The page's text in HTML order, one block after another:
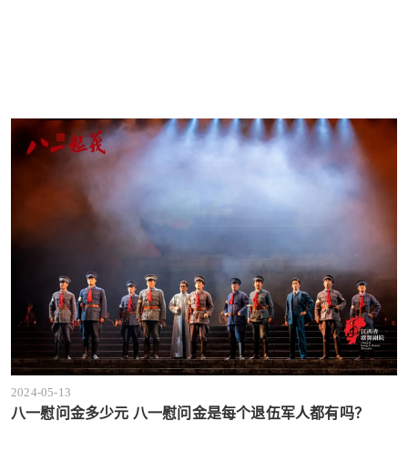
2024-05-13
八一慰问金多少元 八一慰问金是每个退伍军人都有吗？